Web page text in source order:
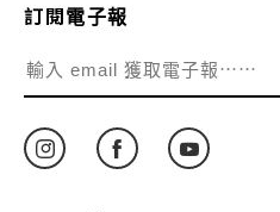
訂閱電子報